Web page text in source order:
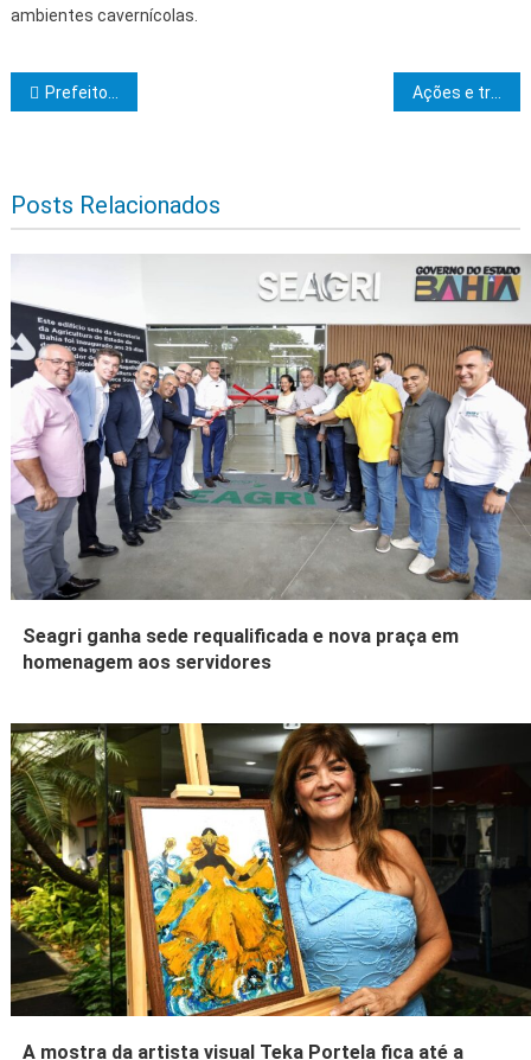
ambientes cavernícolas.
Navegação de Post
Prefeitos participam do lançamento nacional da operação de final de ano da PRF Ações e transformações que movimentaram a Uesc
Posts Relacionados
Seagri ganha sede requalificada e nova praça em
homenagem aos servidores
A mostra da artista visual Teka Portela fica até a